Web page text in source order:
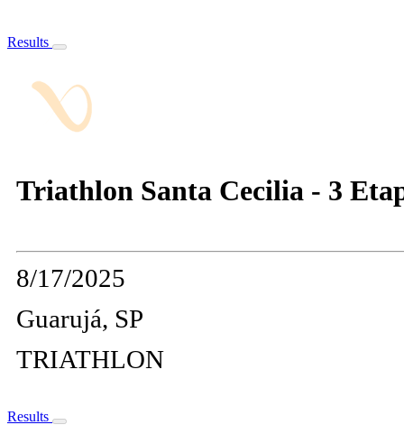
Results
Triathlon Santa Cecilia - 3
8/17/2025
Guarujá, SP
TRIATHLON
Results